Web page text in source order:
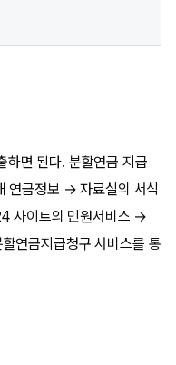
하면 된다. 분할연금 지급
연금정보 → 자료실의 서식
사이트의 민원서비스 →
연금지급청구 서비스를 통